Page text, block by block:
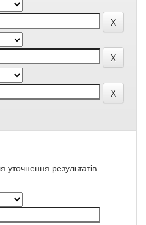
уточнення результатів